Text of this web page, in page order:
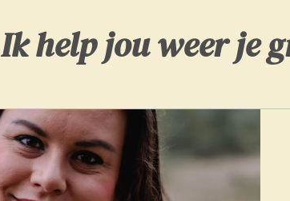
Ik help jou weer je